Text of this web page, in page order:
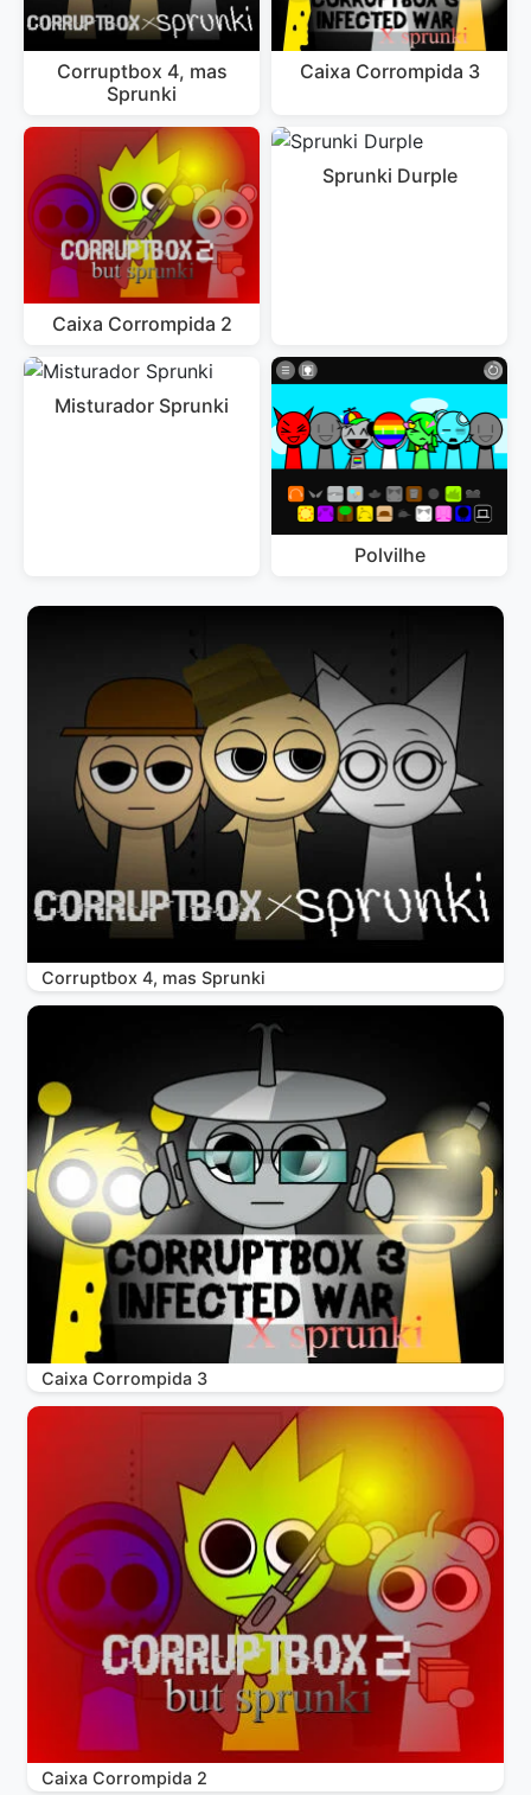
Corruptbox 4, mas
Sprunki
Caixa Corrompida 3
Caixa Corrompida 2
Sprunki Durple
Misturador Sprunki
Polvilhe
Corruptbox 4, mas Sprunki
Caixa Corrompida 3
Caixa Corrompida 2